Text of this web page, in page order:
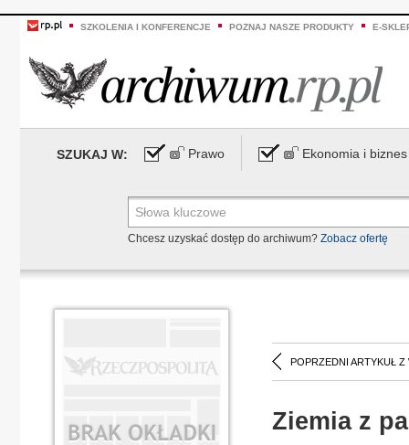
SZKOLENIA I KONFERENCJE POZNAJ NASZE PRODUKTY E-
SZUKAJ W: Prawo Ekonomia i biznes
Chcesz uzyskać dostęp do archiwum? Zobacz ofertę
POPRZEDNI ARTYKUŁ Z
Ziemia z